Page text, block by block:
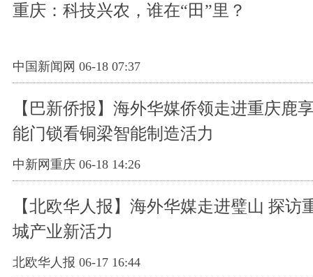
重庆：科技兴农，谁在“田”里？
中国新闻网 06-18 07:37
【巴新侨报】海外华媒侨领走进重庆鹿
能门锁看铜梁智能制造活力
中新网重庆 06-18 14:26
【北欧华人报】海外华媒走进璧山 探访
城产业新活力
北欧华人报 06-17 16:44